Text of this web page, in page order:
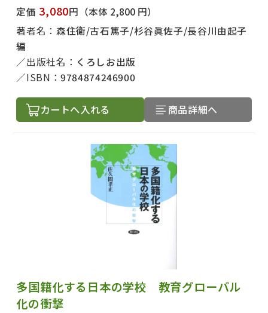
定価 3,080円 （本体 2,800 円）
著者名： 森住衛/古石篤子/杉谷眞佐子/長谷川由起子
編
出版社名： くろしお出版
ISBN：9784874246900
カートへ入れる 商品詳細へ
多国籍化する日本の学校 教育グローバル
化の衝撃